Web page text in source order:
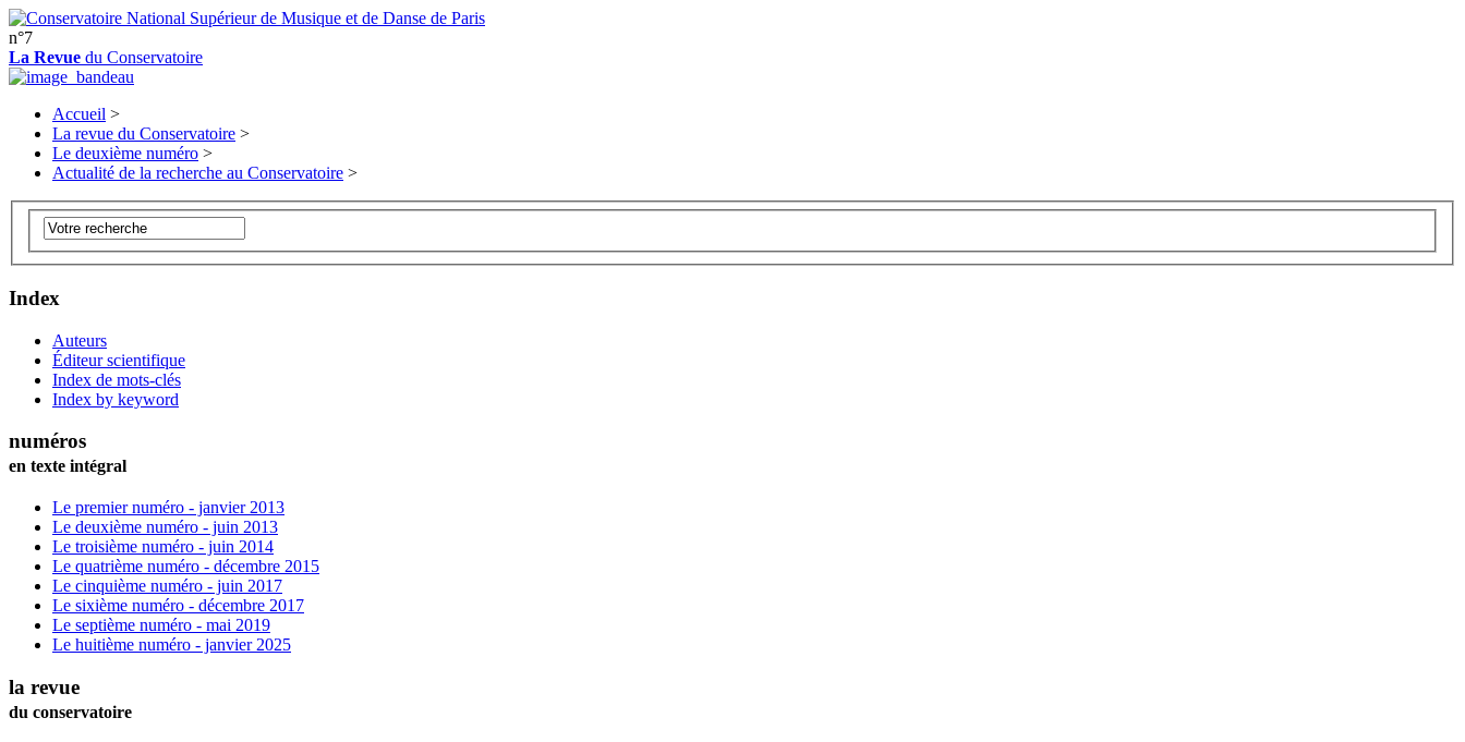
n°7
La Revue du Conservatoire
Accueil >
La revue du Conservatoire >
Le deuxième numéro >
Actualité de la recherche au Conservatoire >
Index
Auteurs
Éditeur scientifique
Index de mots-clés
Index by keyword
numéros
en texte intégral
Le premier numéro - janvier 2013
Le deuxième numéro - juin 2013
Le troisième numéro - juin 2014
Le quatrième numéro - décembre 2015
Le cinquième numéro - juin 2017
Le sixième numéro - décembre 2017
Le septième numéro - mai 2019
Le huitième numéro - janvier 2025
la revue
du conservatoire